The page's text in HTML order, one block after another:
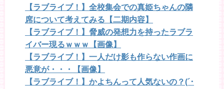
【ラブライブ！】全校集会での真姫ちゃんの隣
席について考えてみる【二期内容】
【ラブライブ！】脅威の発想力を持ったラブラ
イバー現るｗｗｗ【画像】
【ラブライブ！】一人だけ影も作らない作画に
悪意が・・・【画像】
【ラブライブ！】かよちんって人気ないの？(´･